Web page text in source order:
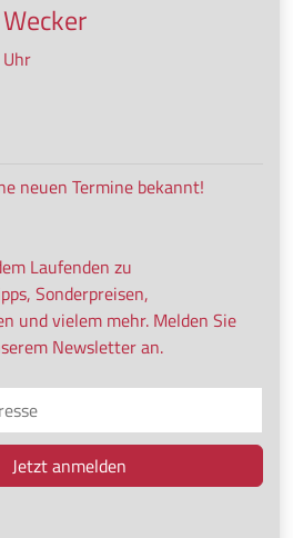
neuen Termine bekannt!
Laufenden zu
Sonderpreisen,
und vielem mehr. Melden Sie
Newsletter an.